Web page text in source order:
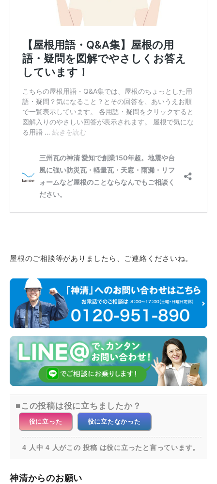
屋根のご相談等がありましたら、ご連絡くださいね。
この投稿は役に立ちましたか？
役に立った 役に立たなかった
4 人中 4 人がこの 投稿 は役に立ったと言っています。
神清からのお願い